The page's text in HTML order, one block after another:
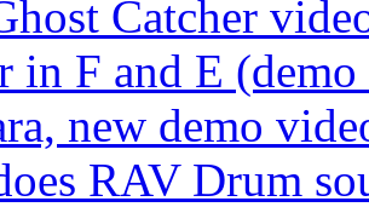
Catcher
in F and E
new demo
RAV Drum